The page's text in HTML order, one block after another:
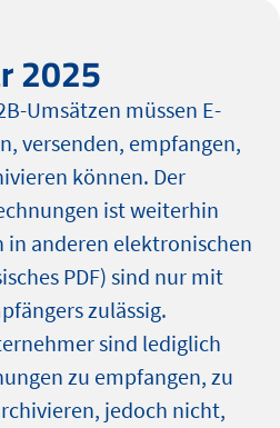
2025
Umsätzen müssen E-
versenden, empfangen,
können. Der
ist weiterhin
in anderen elektronischen
PDF) sind nur mit
zulässig.
sind lediglich
zu empfangen, zu
jedoch nicht,